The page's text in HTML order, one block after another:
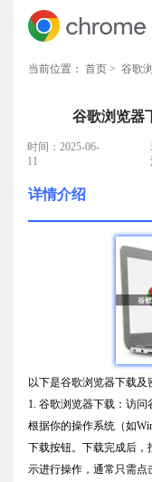
当前位置： 首页 > 谷歌
谷歌浏览器
时间：2025-06-
11
详情介绍
以下是谷歌浏览器下载及
1. 谷歌浏览器下载：访问
根据你的操作系统（如
下载按钮。下载完成后，
示进行操作，通常只需点